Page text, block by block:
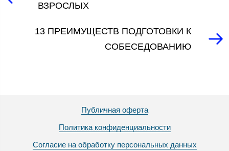
ВЗРОСЛЫХ
13 ПРЕИМУЩЕСТВ ПОДГОТОВКИ К
СОБЕСЕДОВАНИЮ
Публичная оферта
Политика конфиденциальности
Согласие на обработку персональных данных